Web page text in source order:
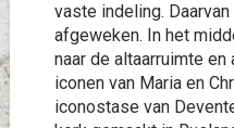
vaste indeling.
afgeweken. In het
naar de altaarruimte
iconen van Maria en
iconostase van